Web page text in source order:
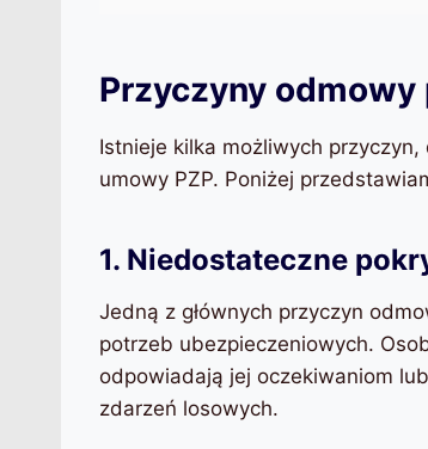
Przyczyny odmowy
Istnieje kilka możliwych
umowy PZP. Poniżej
1. Niedostateczne
Jedną z głównych przyczyn
potrzeb ubezpieczeniowych.
odpowiadają jej oczekiwaniom
zdarzeń losowych.